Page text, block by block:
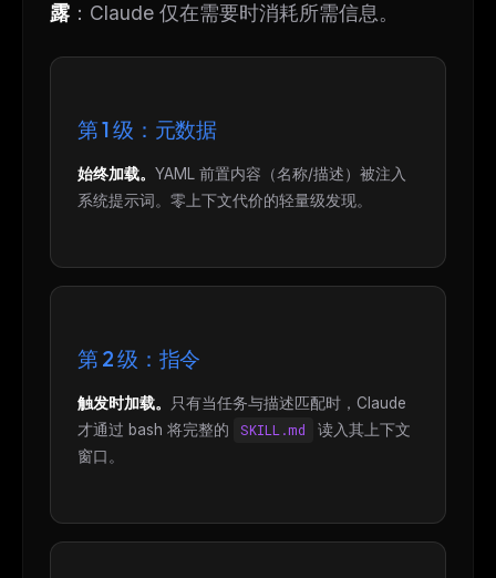
露 ：Claude 仅在需要时消耗所需信息。
第 1 级：元数据
始终加载。 YAML 前置内容（名称/描述）被注入
系统提示词。零上下文代价的轻量级发现。
第 2 级：指令
触发时加载。
只有当任务与描述匹配时，Claude
才通过 bash 将完整的
SKILL.md
读入其上下文
窗口。